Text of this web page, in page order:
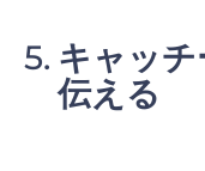
キャッ
伝える